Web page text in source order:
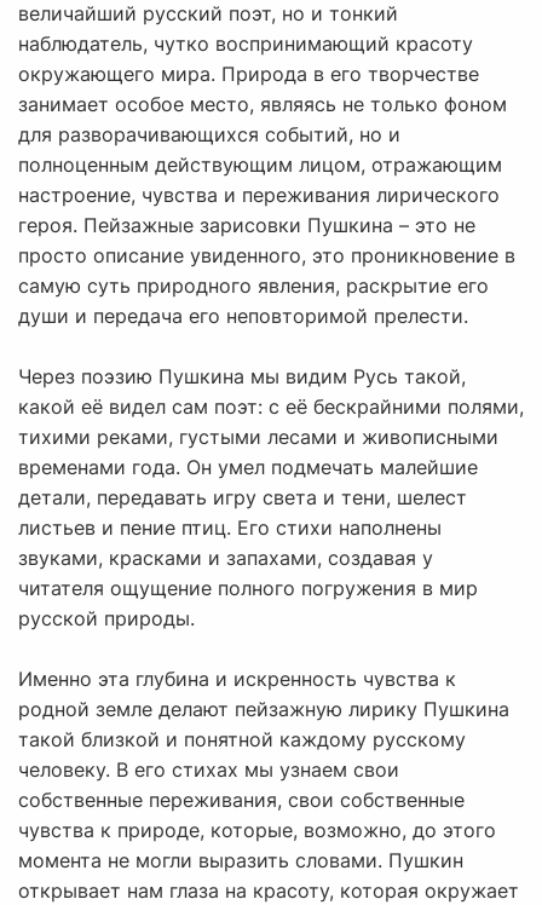
величайший русский поэт, но и тонкий
наблюдатель, чутко воспринимающий красоту
окружающего мира. Природа в его творчестве
занимает особое место, являясь не только фоном
для разворачивающихся событий, но и
полноценным действующим лицом, отражающим
настроение, чувства и переживания лирического
героя. Пейзажные зарисовки Пушкина – это не
просто описание увиденного, это проникновение в
самую суть природного явления, раскрытие его
души и передача его неповторимой прелести.
Через поэзию Пушкина мы видим Русь такой,
какой её видел сам поэт: с её бескрайними полями,
тихими реками, густыми лесами и живописными
временами года. Он умел подмечать малейшие
детали, передавать игру света и тени, шелест
листьев и пение птиц. Его стихи наполнены
звуками, красками и запахами, создавая у
читателя ощущение полного погружения в мир
русской природы.
Именно эта глубина и искренность чувства к
родной земле делают пейзажную лирику Пушкина
такой близкой и понятной каждому русскому
человеку. В его стихах мы узнаем свои
собственные переживания, свои собственные
чувства к природе, которые, возможно, до этого
момента не могли выразить словами. Пушкин
открывает нам глаза на красоту, которая окружает